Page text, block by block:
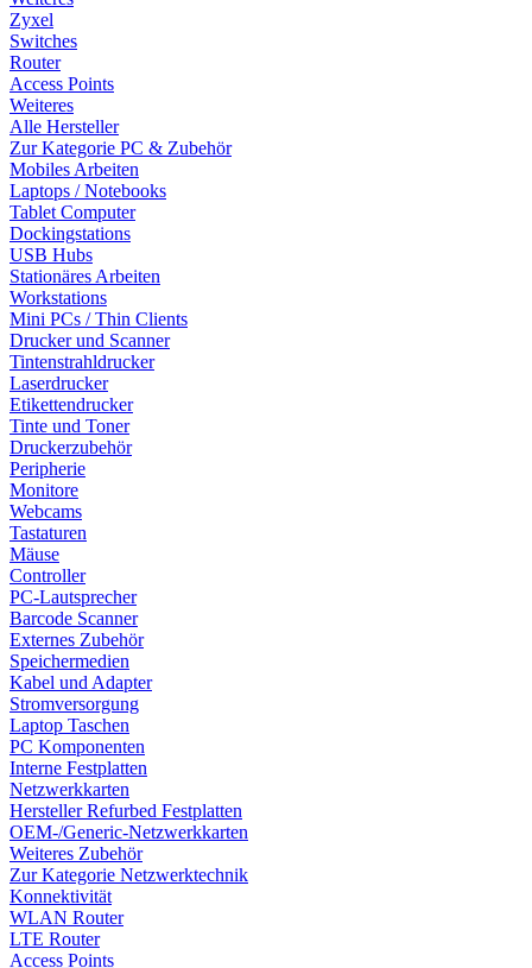
Zyxel
Switches
Router
Access Points
Weiteres
Alle Hersteller
Zur Kategorie PC & Zubehör
Mobiles Arbeiten
Laptops / Notebooks
Tablet Computer
Dockingstations
USB Hubs
Stationäres Arbeiten
Workstations
Mini PCs / Thin Clients
Drucker und Scanner
Tintenstrahldrucker
Laserdrucker
Etikettendrucker
Tinte und Toner
Druckerzubehör
Peripherie
Monitore
Webcams
Tastaturen
Mäuse
Controller
PC-Lautsprecher
Barcode Scanner
Externes Zubehör
Speichermedien
Kabel und Adapter
Stromversorgung
Laptop Taschen
PC Komponenten
Interne Festplatten
Netzwerkkarten
Hersteller Refurbed Festplatten
OEM-/Generic-Netzwerkkarten
Weiteres Zubehör
Zur Kategorie Netzwerktechnik
Konnektivität
WLAN Router
LTE Router
Access Points